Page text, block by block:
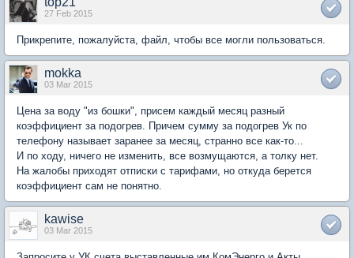
27 Feb 2015
Прикрепите, пожалуйста, файл, чтобы все могли пользоваться.
mokka
03 Mar 2015
Цена за воду "из бошки", присем каждый месяц разный
коэффициент за подогрев. Причем сумму за подогрев Ук по
телефону называет заранее за месяц, странно все как-то...
И по ходу, ничего не изменить, все возмущаются, а толку нет.
На жалобы приходят отписки с тарифами, но откуда берется
коэффициент сам не понятно.
kawise
03 Mar 2015